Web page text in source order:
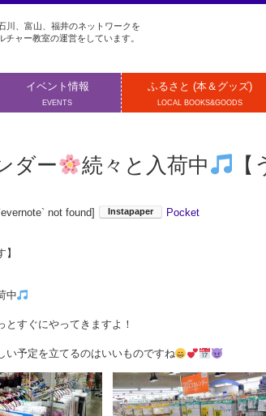
川、富山、福井のネットワークを
ャー教室の運営をしています。
イベント情報
EVENTS
ふるさと (本＆グッズ)
LOCAL BOOKS&GOODS
ダー 続々と入荷中
not found] Pocket
中
すぐにやってきますよ！
い予定を立てるのはいいものですね